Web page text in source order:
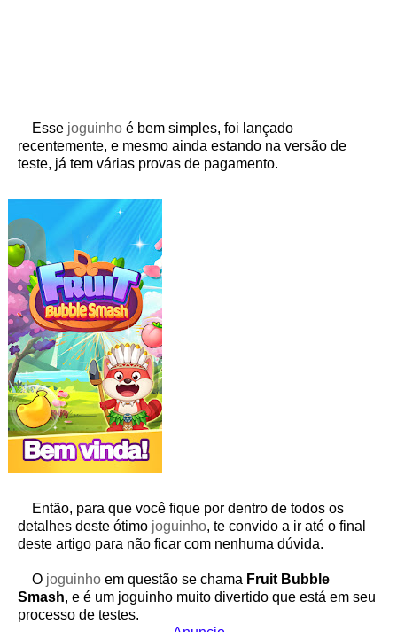
Esse joguinho é bem simples, foi lançado
recentemente, e mesmo ainda estando na versão de
teste, já tem várias provas de pagamento.
Então, para que você fique por dentro de todos os
detalhes deste ótimo joguinho, te convido a ir até o final
deste artigo para não ficar com nenhuma dúvida.
O joguinho em questão se chama Fruit Bubble
Smash, e é um joguinho muito divertido que está em seu
processo de testes.